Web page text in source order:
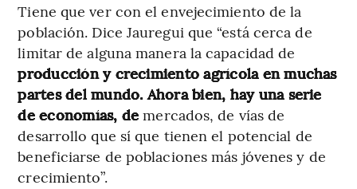
Tiene que ver con el envejecimiento de la
población. Dice Jauregui que “está cerca de
limitar de alguna manera la capacidad de
producción y crecimiento agrícola en muchas
partes del mundo. Ahora bien, hay una serie
de economías, de mercados, de vías de
desarrollo que sí que tienen el potencial de
beneficiarse de poblaciones más jóvenes y de
crecimiento”.